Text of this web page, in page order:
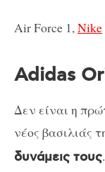
Air Force 1,Nike
Adidas
Δεν είναι η
νέος βασιλιάς
δυνάμεις τους